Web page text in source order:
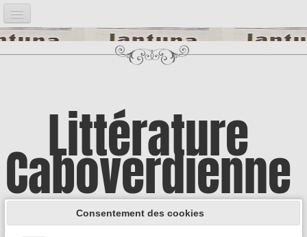
Accueil
Introduction
Illustrations▼
Auteurs A▼
Littérature
Caboverdienne
A la découverte d'une culture encore
Consentement des cookies
Google Analytics
Google Analytics est un service utilisé sur notre site Web
qui permet de suivre, de signaler le trafic et de mesurer la
manière dont les utilisateurs interagissent avec le contenu
de notre site Web afin de l’améliorer et de fournir de